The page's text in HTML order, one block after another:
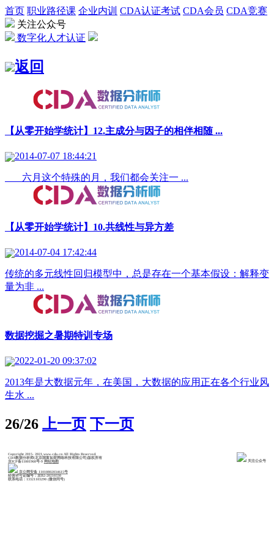
首页 职业路径课 企业内训 CDA认证考试 CDA会员 CDA竞赛
关注公众号
数字化人才认证
返回
【从零开始学统计】12.主成分与因子的相伴相随 ...
2014-07-07 18:44:21
六月这个特殊的月，我们都会关注一 ...
【从零开始学统计】10.共线性与异方差
2014-07-04 17:42:44
传统的多元线性回归模型中，总是存在一个基本假设：解释变
量为非 ...
数据挖掘之暑期特训专场
2022-01-20 09:37:02
2013年是大数据元年，在美国，大数据的应用正在各个行业风
生水 ...
26/26 上一页 下一页
Copyright 2015- 2021,www.cda.cn All Rights Reserved.
CDA数据分析师(北京国富如荷网络科技有限公司)版权所有
京ICP备11001960号-9 网站地图
京公网安备 11010802034615号
经营许可证编号：京B2-20210330
联系电话：13321103290 (微信同号)
关注公众号